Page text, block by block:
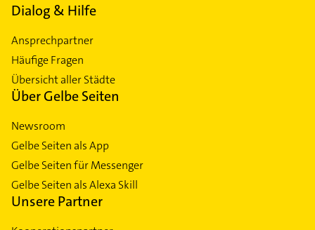
Dialog & Hilfe
Ansprechpartner
Häufige Fragen
Übersicht aller Städte
Über Gelbe Seiten
Newsroom
Gelbe Seiten als App
Gelbe Seiten für Messenger
Gelbe Seiten als Alexa Skill
Unsere Partner